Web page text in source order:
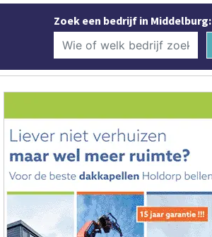
Zoek een bedrijf in Middelburg: